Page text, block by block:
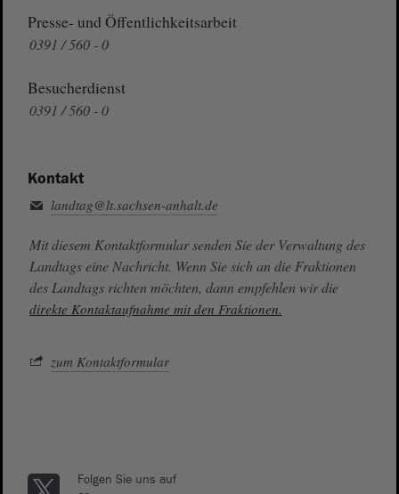
Presse- und Öffentlichkeitsarbeit
0391 / 560 - 0
Besucherdienst
0391 / 560 - 0
Kontakt
landtag@lt.sachsen-anhalt.de
Mit diesem Kontaktformular senden Sie der Verwaltung des
Landtags eine Nachricht. Wenn Sie sich an die Fraktionen
des Landtags richten möchten, dann empfehlen wir die
direkte Kontaktaufnahme mit den Fraktionen.
zum Kontaktformular
Folgen Sie uns auf